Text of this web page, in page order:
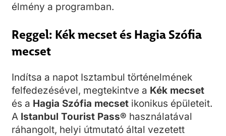
élmény a programban.
Reggel: Kék mecset és Hagia Szófia
mecset
Indítsa a napot Isztambul történelmének
felfedezésével, megtekintve a Kék mecset
és a Hagia Szófia mecset ikonikus épületeit.
A Istanbul Tourist Pass® használatával
ráhangolt, helyi útmutató által vezetett